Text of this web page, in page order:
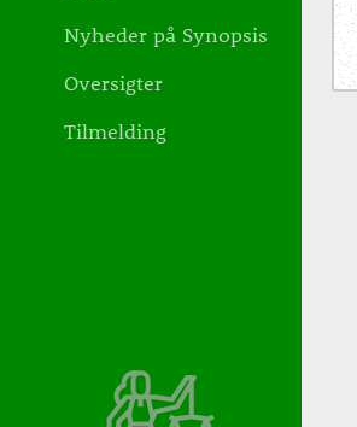
Nyheder på Synopsis
Oversigter
Tilmelding